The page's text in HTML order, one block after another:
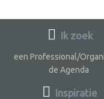
Ik zoek
een Professional/
de Agenda
Inspiratie